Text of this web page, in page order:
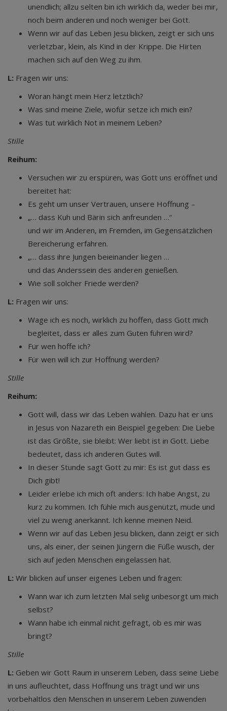
unendlich; allzu selten bin ich wirklich da, weder bei mir,
noch beim anderen und noch weniger bei Gott.
Wenn wir auf das Leben Jesu blicken, zeigt er sich uns
verletzbar, klein, als Kind in der Krippe. Die Hirten
machen sich auf den Weg zu ihm.
L: Fragen wir uns:
Woran hängt mein Herz letztlich?
Was sind meine Ziele, wofür setze ich mich ein?
Was tut wirklich Not in meinem Leben?
Stille
Reihum:
Versuchen wir zu erspüren, was Gott uns eröffnet und
bereitet hat:
Es geht um unser Vertrauen, unsere Hoffnung –
„… dass Kuh und Bärin sich anfreunden …“
und wir im Anderen, im Fremden, im Gegensätzlichen
Bereicherung erfahren.
„… dass ihre Jungen beieinander liegen …
und das Anderssein des anderen genießen.
Wie soll solcher Friede werden?
L: Fragen wir uns:
Wage ich es noch, wirklich zu hoffen, dass Gott mich
begleitet, dass er alles zum Guten führen wird?
Für wen hoffe ich?
Für wen will ich zur Hoffnung werden?
Stille
Reihum:
Gott will, dass wir das Leben wählen. Dazu hat er uns
in Jesus von Nazareth ein Beispiel gegeben: Die Liebe
ist das Größte, sie bleibt: Wer liebt ist in Gott. Liebe
bedeutet, dass ich anderen Gutes will.
In dieser Stunde sagt Gott zu mir: Es ist gut dass es
Dich gibt!
Leider erlebe ich mich oft anders: Ich habe Angst, zu
kurz zu kommen. Ich fühle mich ausgenützt, müde und
viel zu wenig anerkannt. Ich kenne meinen Neid.
Wenn wir auf das Leben Jesu blicken, dann zeigt er sich
uns, als einer, der seinen Jüngern die Füße wusch, der
sich auf jeden Menschen eingelassen hat.
L: Wir blicken auf unser eigenes Leben und fragen:
Wann war ich zum letzten Mal selig unbesorgt um mich
selbst?
Wann habe ich einmal nicht gefragt, ob es mir was
bringt?
Stille
L: Geben wir Gott Raum in unserem Leben, dass seine Liebe
in uns aufleuchtet, dass Hoffnung uns trägt und wir uns
vorbehaltlos den Menschen in unserem Leben zuwenden